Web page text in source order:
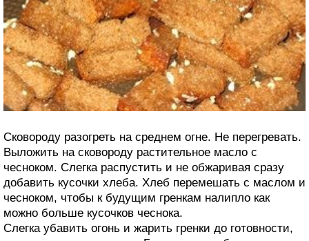
Сковороду разогреть на среднем огне. Не перегревать.
Выложить на сковороду растительное масло с
чесноком. Слегка распустить и не обжаривая сразу
добавить кусочки хлеба. Хлеб перемешать с маслом и
чесноком, чтобы к будущим гренкам налипло как
можно больше кусочков чеснока.
Слегка убавить огонь и жарить гренки до готовности,